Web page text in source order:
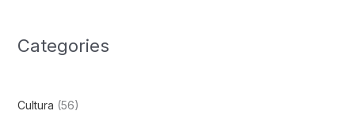
Categories
Cultura (56)